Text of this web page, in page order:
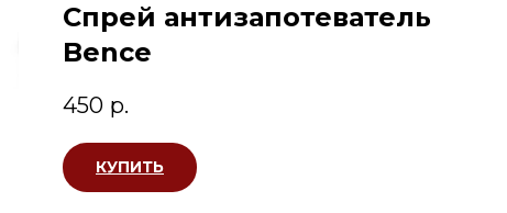
Спрей антизапотеватель
Bence
450 р.
КУПИТЬ